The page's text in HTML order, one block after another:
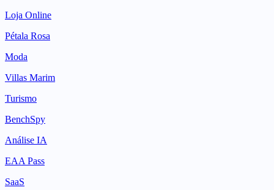
Loja Online
Pétala Rosa
Moda
Villas Marim
Turismo
BenchSpy
Análise IA
EAA Pass
SaaS